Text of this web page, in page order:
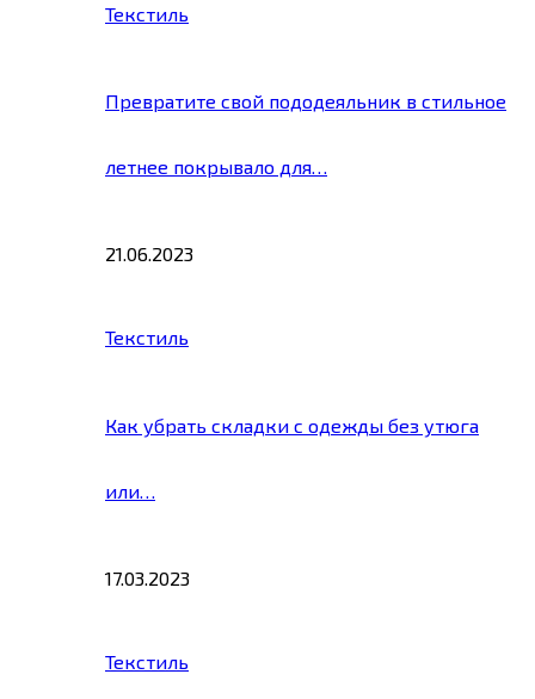
Текстиль
Превратите свой пододеяльник в стильное
летнее покрывало для…
21.06.2023
Текстиль
Как убрать складки с одежды без утюга
или…
17.03.2023
Текстиль